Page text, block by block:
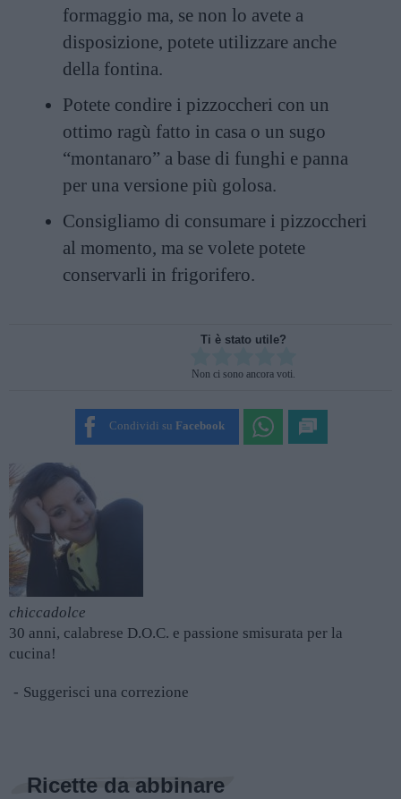
formaggio ma, se non lo avete a
disposizione, potete utilizzare anche
della fontina.
Potete condire i pizzoccheri con un
ottimo ragù fatto in casa o un sugo
“montanaro” a base di funghi e panna
per una versione più golosa.
Consigliamo di consumare i pizzoccheri
al momento, ma se volete potete
conservarli in frigorifero.
Ti è stato utile?
SUBMIT RATING
Non ci sono ancora voti.
Condividi su Facebook
chiccadolce
30 anni, calabrese D.O.C. e passione smisurata per la
cucina!
Suggerisci una correzione
Ricette da abbinare